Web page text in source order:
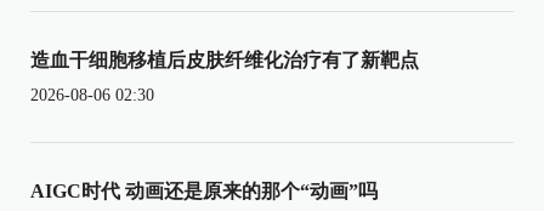
造血干细胞移植后皮肤纤维化治疗有了新靶点
2026-08-06 02:30
AIGC时代 动画还是原来的那个“动画”吗